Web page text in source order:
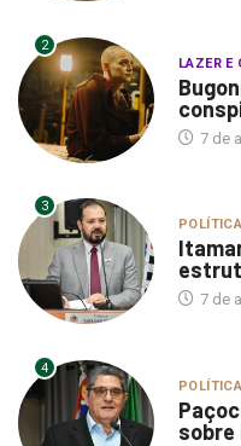
2
LAZER E
7 de
3
POLÍTICA
7 de
4
POLÍTICA
sobre